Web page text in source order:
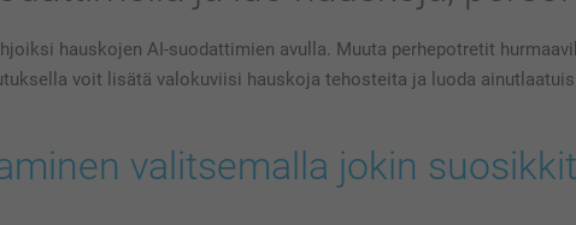
hauskojen AI-suodattimien avulla. Muuta perhepotretit
voit lisätä valokuviisi hauskoja tehosteita ja luoda
valitsemalla jokin